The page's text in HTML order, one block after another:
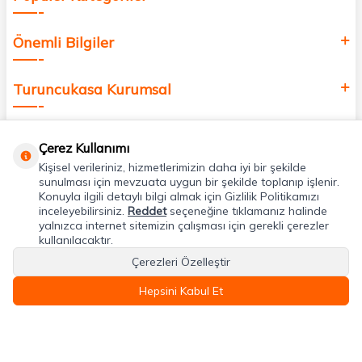
Önemli Bilgiler
Turuncukasa Kurumsal
Uygulamalarımız
Adres & İletişim
Çerez Kullanımı
Kişisel verileriniz, hizmetlerimizin daha iyi bir şekilde
sunulması için mevzuata uygun bir şekilde toplanıp işlenir.
Konuyla ilgili detaylı bilgi almak için Gizlilik Politikamızı
inceleyebilirsiniz. Reddetseçeneğine tıklamanız halinde
yalnızca internet sitemizin çalışması için gerekli çerezler
kullanılacaktır.
Çerezleri Özelleştir
Hepsini Kabul Et